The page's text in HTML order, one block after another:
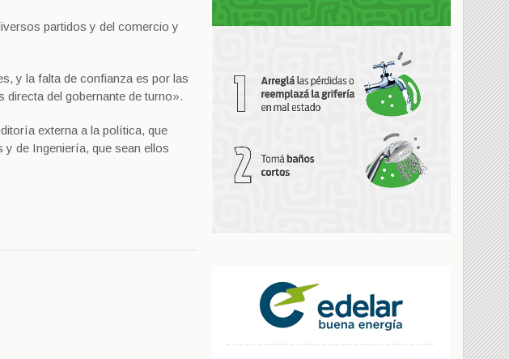
partidos y del comercio y
y la falta de confianza es por las
del gobernante de turno».
externa a la política, que
de Ingeniería, que sean ellos